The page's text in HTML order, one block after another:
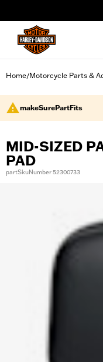
Home/Motorcycle Parts &
makeSurePartFits
MID-SIZED
PAD
partSkuNumber 52300733